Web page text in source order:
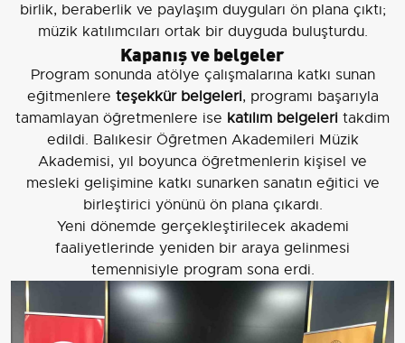
birlik, beraberlik ve paylaşım duyguları ön plana çıktı;
müzik katılımcıları ortak bir duyguda buluşturdu.
Kapanış ve belgeler
Program sonunda atölye çalışmalarına katkı sunan
eğitmenlere teşekkür belgeleri, programı başarıyla
tamamlayan öğretmenlere ise katılım belgeleri takdim
edildi. Balıkesir Öğretmen Akademileri Müzik
Akademisi, yıl boyunca öğretmenlerin kişisel ve
mesleki gelişimine katkı sunarken sanatın eğitici ve
birleştirici yönünü ön plana çıkardı.
Yeni dönemde gerçekleştirilecek akademi
faaliyetlerinde yeniden bir araya gelinmesi
temennisiyle program sona erdi.